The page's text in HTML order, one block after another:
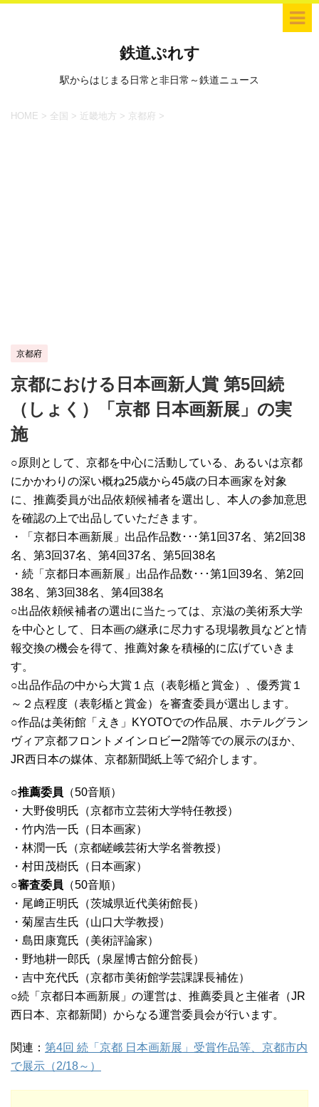
鉄道ぷれす
駅からはじまる日常と非日常～鉄道ニュース
HOME > 全国 > 近畿地方 > 京都府 >
京都府
京都における日本画新人賞 第5回続
（しょく）「京都 日本画新展」の実
施
○原則として、京都を中心に活動している、あるいは京都
にかかわりの深い概ね25歳から45歳の日本画家を対象
に、推薦委員が出品依頼候補者を選出し、本人の参加意思
を確認の上で出品していただきます。
・「京都日本画新展」出品作品数･･･第1回37名、第2回38
名、第3回37名、第4回37名、第5回38名
・続「京都日本画新展」出品作品数･･･第1回39名、第2回
38名、第3回38名、第4回38名
○出品依頼候補者の選出に当たっては、京滋の美術系大学
を中心として、日本画の継承に尽力する現場教員などと情
報交換の機会を得て、推薦対象を積極的に広げていきま
す。
○出品作品の中から大賞１点（表彰楯と賞金）、優秀賞１
～２点程度（表彰楯と賞金）を審査委員が選出します。
○作品は美術館「えき」KYOTOでの作品展、ホテルグラン
ヴィア京都フロントメインロビー2階等での展示のほか、
JR西日本の媒体、京都新聞紙上等で紹介します。
○推薦委員 （50音順）
・大野俊明氏（京都市立芸術大学特任教授）
・竹内浩一氏（日本画家）
・林潤一氏（京都嵯峨芸術大学名誉教授）
・村田茂樹氏（日本画家）
○審査委員 （50音順）
・尾﨑正明氏（茨城県近代美術館長）
・菊屋吉生氏（山口大学教授）
・島田康寬氏（美術評論家）
・野地耕一郎氏（泉屋博古館分館長）
・吉中充代氏（京都市美術館学芸課課長補佐）
○続「京都日本画新展」の運営は、推薦委員と主催者（JR
西日本、京都新聞）からなる運営委員会が行います。
関連： 第4回 続「京都 日本画新展」受賞作品等、京都市内
で展示（2/18～）